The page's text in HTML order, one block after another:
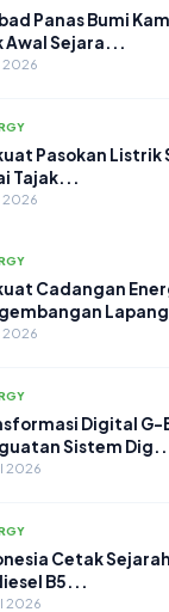
Panas Bumi
Awal Sejara...
2026
Pasokan Listrik
Tajak...
2026
Cadangan
2026
Digital G-
Sistem
2026
Cetak
B5...
2026